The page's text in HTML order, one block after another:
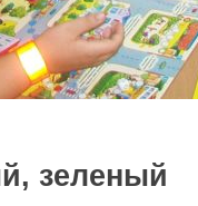
зеленый